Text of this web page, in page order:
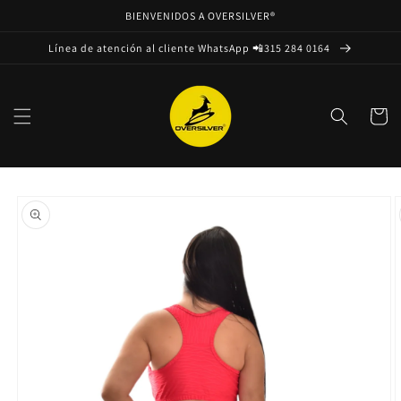
BIENVENIDOS A OVERSILVER®
Línea de atención al cliente WhatsApp 📲315 284 0164
Carrito
directamente
a la
información